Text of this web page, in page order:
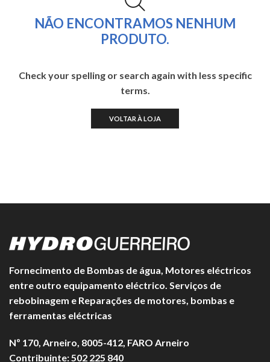
NÃO ENCONTRAMOS NENHUM
PRODUTO.
Check your spelling or search again with less specific
terms.
VOLTAR À LOJA
Fornecimento de Bombas de água, Motores eléctricos
entre outro equipamento eléctrico. Serviços de
rebobinagem e Reparações de motores, bombas e
ferramentas eléctricas
Nº 170, Arneiro, 8005-412, FARO Arneiro
Contribuinte: 502 225 840